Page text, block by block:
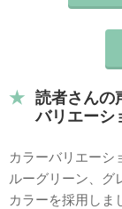
読者さんの
バリエーシ
カラーバリエーシ
ルーグリーン、グ
カラーを採用しま